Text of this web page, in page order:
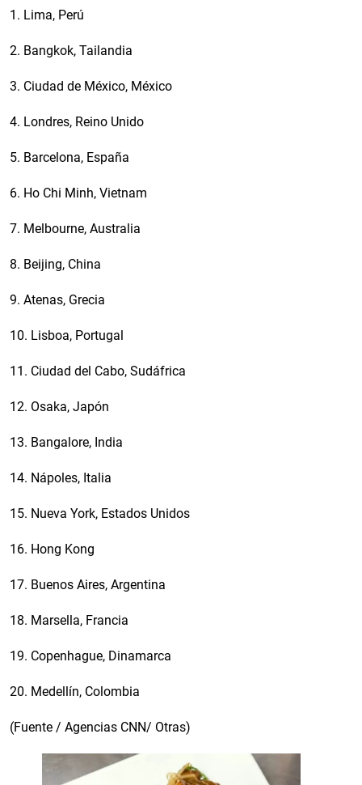
1. Lima, Perú
2. Bangkok, Tailandia
3. Ciudad de México, México
4. Londres, Reino Unido
5. Barcelona, España
6. Ho Chi Minh, Vietnam
7. Melbourne, Australia
8. Beijing, China
9. Atenas, Grecia
10. Lisboa, Portugal
11. Ciudad del Cabo, Sudáfrica
12. Osaka, Japón
13. Bangalore, India
14. Nápoles, Italia
15. Nueva York, Estados Unidos
16. Hong Kong
17. Buenos Aires, Argentina
18. Marsella, Francia
19. Copenhague, Dinamarca
20. Medellín, Colombia
(Fuente / Agencias CNN/ Otras)